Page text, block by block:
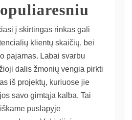
į skirtingas rinkas gali
klientų skaičių, bei
pajamas. Labai svarbu
dalis žmonių vengia pirkti
iš projektų, kuriuose jie
savo gimtąja kalba. Tai
puslapyje